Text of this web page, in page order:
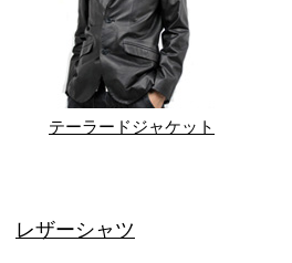
テーラードジャケット
レザーシャツ